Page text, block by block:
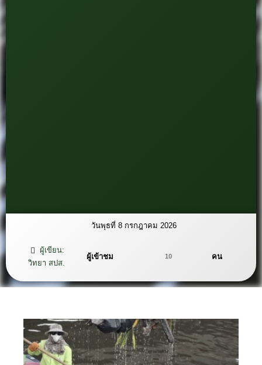
วันพุธที่ 8 กรกฎาคม 2026
ผู้เขียน:
วิทยา สปส.
ผู้เข้าชม 10 คน